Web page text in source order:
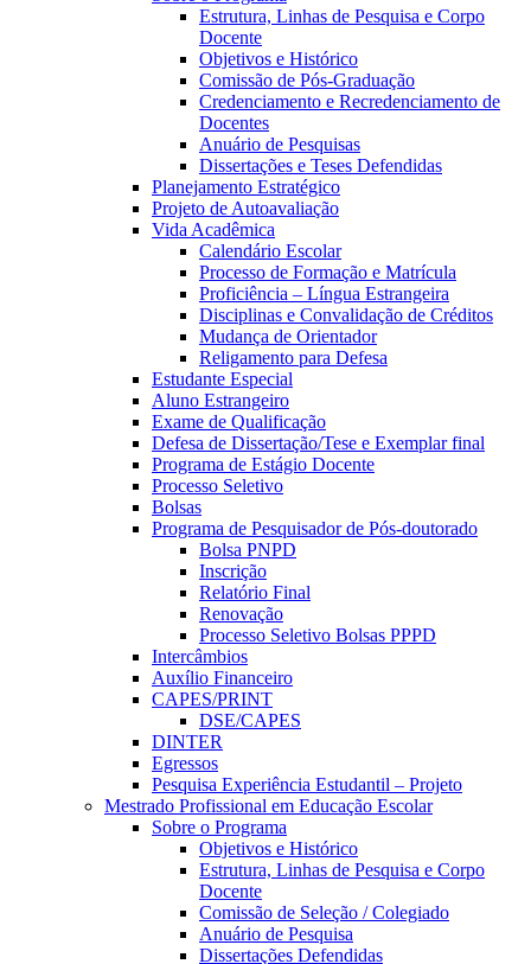
Estrutura, Linhas de Pesquisa e Corpo
Docente
Objetivos e Histórico
Comissão de Pós-Graduação
Credenciamento e Recredenciamento de
Docentes
Anuário de Pesquisas
Dissertações e Teses Defendidas
Planejamento Estratégico
Projeto de Autoavaliação
Vida Acadêmica
Calendário Escolar
Processo de Formação e Matrícula
Proficiência – Língua Estrangeira
Disciplinas e Convalidação de Créditos
Mudança de Orientador
Religamento para Defesa
Estudante Especial
Aluno Estrangeiro
Exame de Qualificação
Defesa de Dissertação/Tese e Exemplar final
Programa de Estágio Docente
Processo Seletivo
Bolsas
Programa de Pesquisador de Pós-doutorado
Bolsa PNPD
Inscrição
Relatório Final
Renovação
Processo Seletivo Bolsas PPPD
Intercâmbios
Auxílio Financeiro
CAPES/PRINT
DSE/CAPES
DINTER
Egressos
Pesquisa Experiência Estudantil – Projeto
Mestrado Profissional em Educação Escolar
Sobre o Programa
Objetivos e Histórico
Estrutura, Linhas de Pesquisa e Corpo
Docente
Comissão de Seleção / Colegiado
Anuário de Pesquisa
Dissertações Defendidas